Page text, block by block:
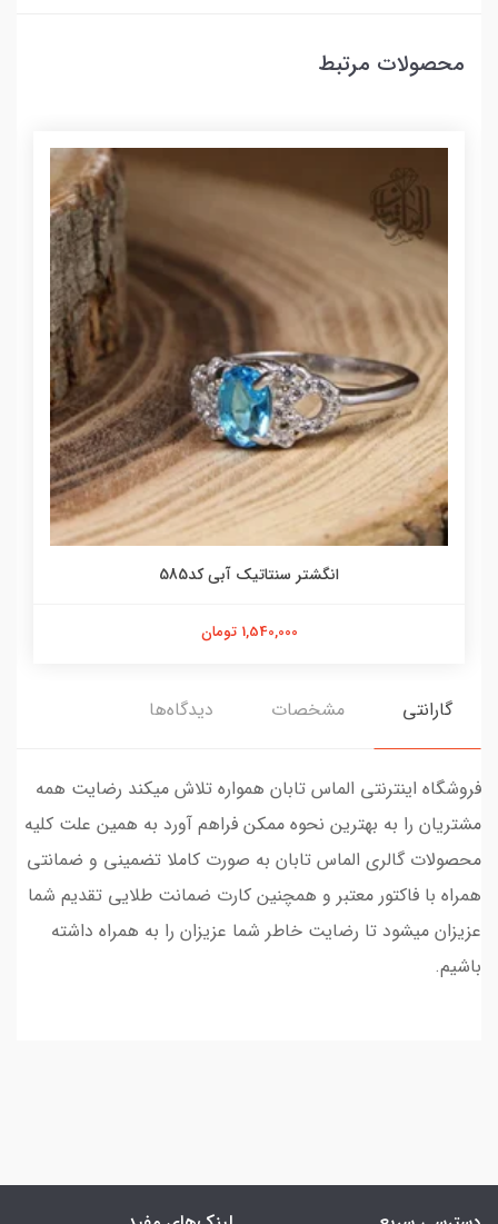
محصولات مرتبط
انگشتر سنتاتیک آبی کد585
1,540,000 تومان
گارانتی مشخصات دیدگاه‌ها
فروشگاه اینترنتی الماس تابان همواره تلاش میکند رضایت همه
مشتریان را به بهترین نحوه ممکن فراهم آورد به همین علت کلیه
محصولات گالری الماس تابان به صورت کاملا تضمینی و ضمانتی
همراه با فاکتور معتبر و همچنین کارت ضمانت طلایی تقدیم شما
عزیزان میشود تا رضایت خاطر شما عزیزان را به همراه داشته
باشیم.